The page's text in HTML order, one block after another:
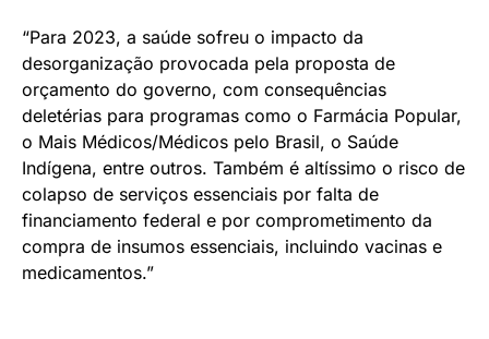
“Para 2023, a saúde sofreu o impacto da
desorganização provocada pela proposta de
orçamento do governo, com consequências
deletérias para programas como o Farmácia Popular,
o Mais Médicos/Médicos pelo Brasil, o Saúde
Indígena, entre outros. Também é altíssimo o risco de
colapso de serviços essenciais por falta de
financiamento federal e por comprometimento da
compra de insumos essenciais, incluindo vacinas e
medicamentos.”